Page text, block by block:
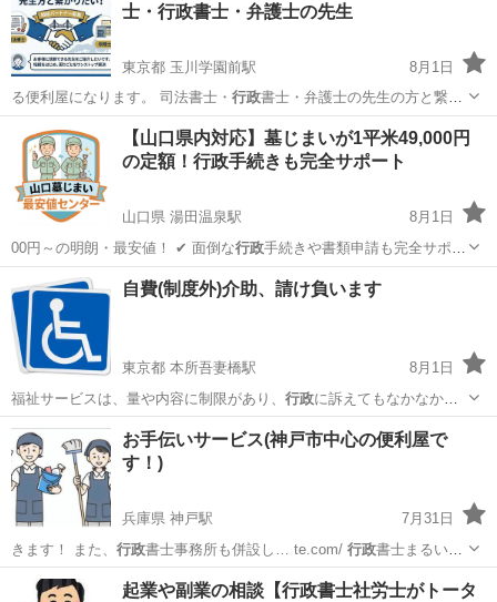
士・行政書士・弁護士の先生
東京都 玉川学園前駅
8月1日
る便利屋になります。 司法書士・ 行政書士・弁護士の先生の方と繋が
りたいです…
東京 玉川学園前駅 便利屋 案件
【山口県内対応】墓じまいが1平米49,000円
の定額！行政手続きも完全サポート
山口県 湯田温泉駅
8月1日
00円～の明朗・最安値！ ✔ 面倒な行政手続きや書類申請も完全サポー
ト ✔ …
山口市 湯田温泉駅 その他
自費(制度外)介助、請け負います
東京都 本所吾妻橋駅
8月1日
福祉サービスは、量や内容に制限があり、 行政に訴えてもなかなか認
められず、日々困っ…
東京 墨田区 本所吾妻橋駅 便利屋 行政
お手伝いサービス(神戸市中心の便利屋で
す！)
兵庫県 神戸駅
7月31日
きます！ また、 行政書士事務所も併設し… te.com/ 行政書士まるいち
法務事…
兵庫 神戸市 神戸駅 便利屋 手伝い
起業や副業の相談【行政書士社労士がトータ